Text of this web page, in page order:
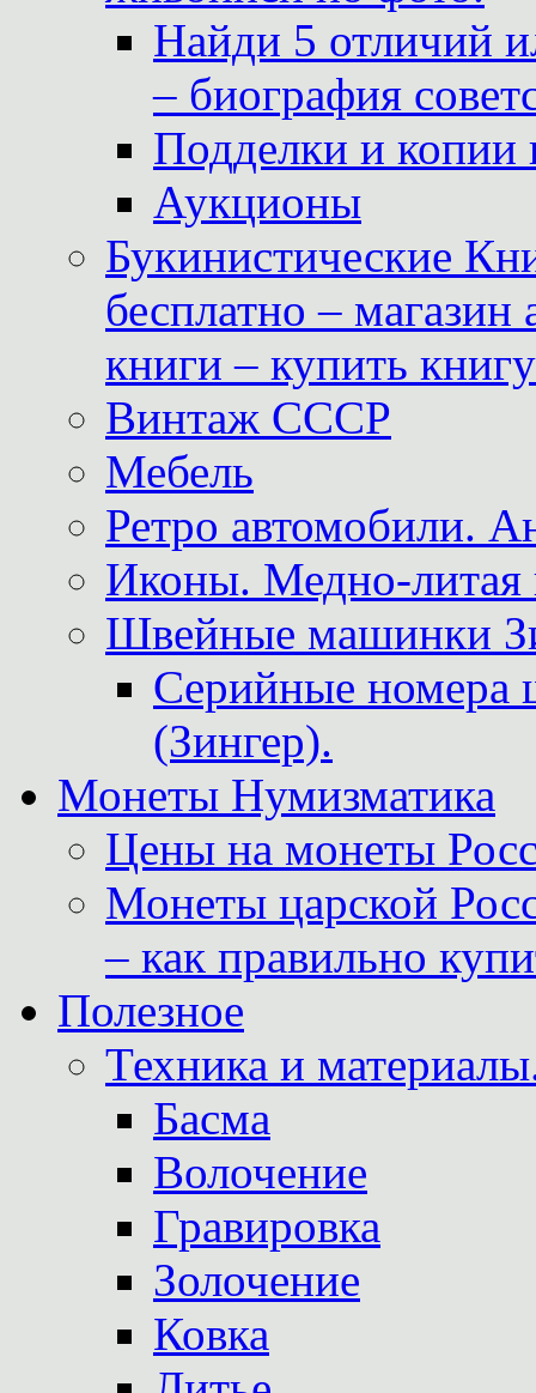
Найди 5 отличий
– биография
Подделки и копии
Аукционы
Букинистические
бесплатно –
книги – купить
Винтаж СССР
Мебель
Ретро автомобили.
Иконы. Медно-литая
Швейные машинки
Серийные
(Зингер).
Монеты Нумизматика
Цены на монеты
Монеты царской
– как правильно
Полезное
Техника и
Басма
Волочение
Гравировка
Золочение
Ковка